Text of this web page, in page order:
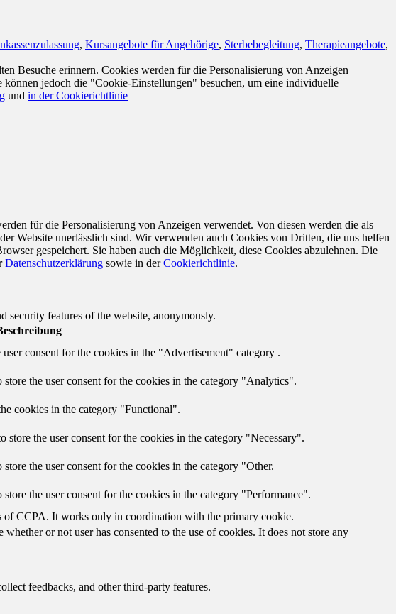
, Kursangebote für Angehörige, Sterbebegleitung, Therapieangebote,
Besuche erinnern. Cookies werden für die Personalisierung von Anzeigen
jedoch die "Cookie-Einstellungen" besuchen, um eine individuelle
und in der Cookierichtlinie
für die Personalisierung von Anzeigen verwendet. Von diesen werden die als
Website unerlässlich sind. Wir verwenden auch Cookies von Dritten, die uns helfen
gespeichert. Sie haben auch die Möglichkeit, diese Cookies abzulehnen. Die
Datenschutzerklärung sowie in derCookierichtlinie.
security features of the website, anonymously.
consent for the cookies in the "Advertisement" category .
the user consent for the cookies in the category "Analytics".
cookies in the category "Functional".
the user consent for the cookies in the category "Necessary".
the user consent for the cookies in the category "Other.
the user consent for the cookies in the category "Performance".
of CCPA. It works only in coordination with the primary cookie.
or not user has consented to the use of cookies. It does not store any
feedbacks, and other third-party features.